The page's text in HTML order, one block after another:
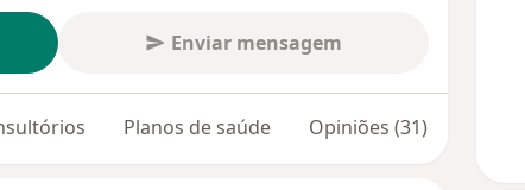
Enviar mensagem
Planos de saúde Opiniões (31)